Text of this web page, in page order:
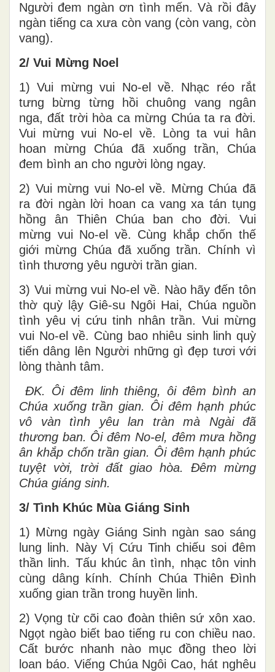
Người đem ngàn ơn tình mến. Và rồi đây
ngàn tiếng ca xưa còn vang (còn vang, còn
vang).
2/ Vui Mừng Noel
1) Vui mừng vui No-el về. Nhạc réo rắt
tưng bừng từng hồi chuông vang ngân
nga, đất trời hòa ca mừng Chúa ta ra đời.
Vui mừng vui No-el về. Lòng ta vui hân
hoan mừng Chúa đã xuống trần, Chúa
đem bình an cho người lòng ngay.
2) Vui mừng vui No-el về. Mừng Chúa đã
ra đời ngàn lời hoan ca vang xa tán tụng
hồng ân Thiên Chúa ban cho đời. Vui
mừng vui No-el về. Cùng khắp chốn thế
giới mừng Chúa đã xuống trần. Chính vì
tình thương yêu người trần gian.
3) Vui mừng vui No-el về. Nào hãy đến tôn
thờ quỳ lậy Giê-su Ngôi Hai, Chúa nguồn
tình yêu vị cứu tinh nhân trần. Vui mừng
vui No-el về. Cùng bao nhiêu sinh linh quỳ
tiến dâng lên Người những gì đẹp tươi với
lòng thành tâm.
ĐK. Ôi đêm linh thiêng, ôi đêm bình an
Chúa xuống trần gian. Ôi đêm hạnh phúc
vô vàn tình yêu lan tràn mà Ngài đã
thương ban. Ôi đêm No-el, đêm mưa hồng
ân khắp chốn trần gian. Ôi đêm hạnh phúc
tuyệt vời, trời đất giao hòa. Đêm mừng
Chúa giáng sinh.
3/ Tình Khúc Mùa Giáng Sinh
1) Mừng ngày Giáng Sinh ngàn sao sáng
lung linh. Này Vị Cứu Tinh chiếu soi đêm
thần linh. Tấu khúc ân tình, nhạc tôn vinh
cùng dâng kính. Chính Chúa Thiên Đình
xuống gian trần trong huyền linh.
2) Vọng từ cõi cao đoàn thiên sứ xôn xao.
Ngọt ngào biết bao tiếng ru con chiều nao.
Cất bước nhanh nào mục đồng theo lời
loan báo. Viếng Chúa Ngôi Cao, hát nghêu